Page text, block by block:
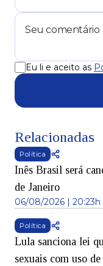
Eu li e aceito as
Relacionadas
Política
Inês Brasil será
de Janeiro
06/08/2026 | 20:23h
Política
Lula sanciona lei
sexuais com uso